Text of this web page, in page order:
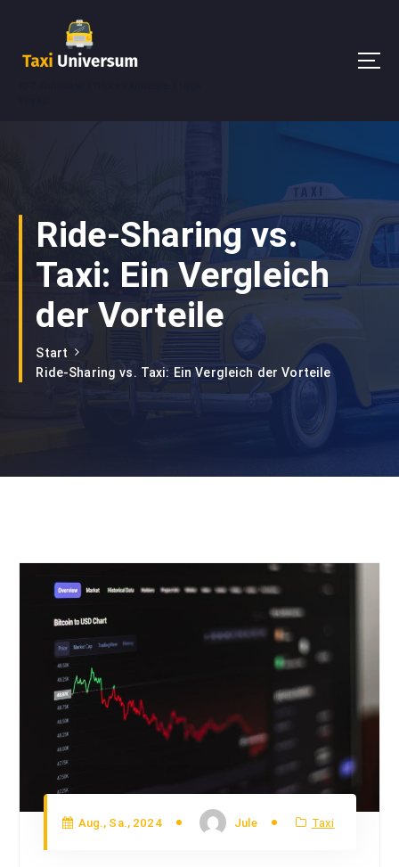
Ride-Sharing vs.
Taxi: Ein Vergleich
der Vorteile
Start
Ride-Sharing vs. Taxi: Ein Vergleich der Vorteile
Aug., Sa., 2024 Jule Taxi